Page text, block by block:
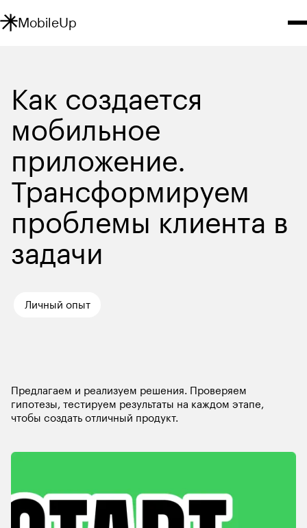
MobileUp
Как создается
мобильное
приложение.
Трансформируем
проблемы клиента в
задачи
Личный опыт
Как создается мобильное
Предлагаем и реализуем решения. Проверяем
гипотезы, тестируем результаты на каждом этапе,
чтобы создать отличный продукт.